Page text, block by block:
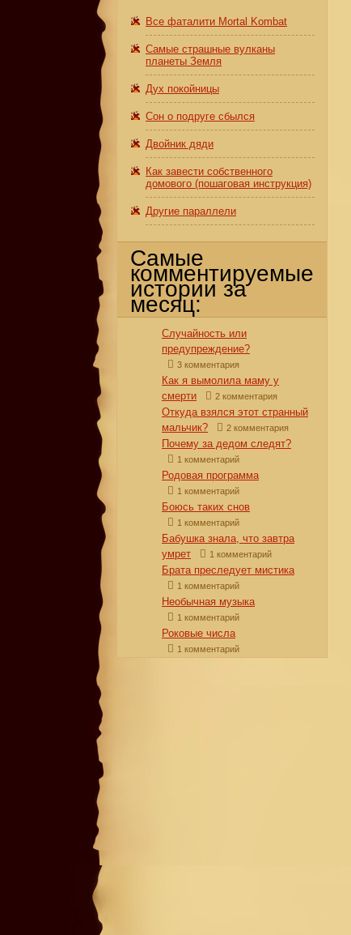
Все фаталити Mortal Kombat
Самые страшные вулканы
планеты Земля
Дух покойницы
Сон о подруге сбылся
Двойник дяди
Как завести собственного
домового (пошаговая инструкция)
Другие параллели
Самые
комментируемые
истории за
месяц:
Случайность или
предупреждение?
3 комментария
Как я вымолила маму у
смерти
2 комментария
Откуда взялся этот странный
мальчик?
2 комментария
Почему за дедом следят?
1 комментарий
Родовая программа
1 комментарий
Боюсь таких снов
1 комментарий
Бабушка знала, что завтра
умрет
1 комментарий
Брата преследует мистика
1 комментарий
Необычная музыка
1 комментарий
Роковые числа
1 комментарий